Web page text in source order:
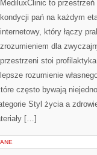
MediluxClinic to
kondycji pań na każdym
internetowy, który łączy
zrozumieniem dla
przestrzeni stoi
lepsze rozumienie
często bywają
Styl życia a
[…]